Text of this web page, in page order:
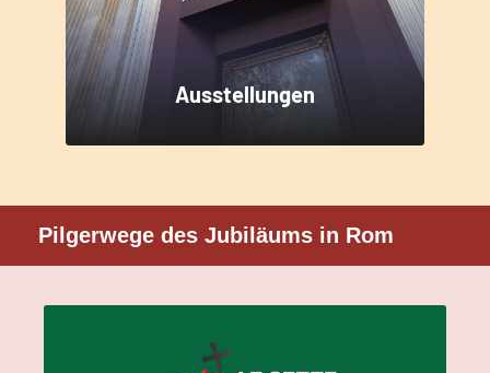
Ausstellungen
Pilgerwege des Jubiläums in Rom